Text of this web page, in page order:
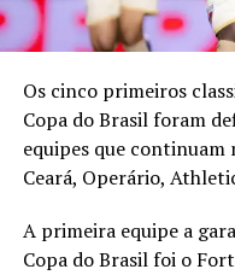
Os cinco primeiros
Copa do Brasil foram
equipes que continuam
Ceará, Operário,
A primeira equipe a
Copa do Brasil foi o